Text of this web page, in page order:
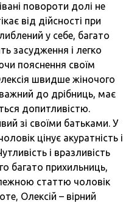
повороти долі не
від дійсності при
у себе, багато
засудження і легко
пояснення своїм
швидше жіночого
до дрібниць, має
допитливістю.
зі своїми батьками. У
цінує акуратність і
і вразливість
багато прихильниць,
статтю чоловік
Олексій – вірний